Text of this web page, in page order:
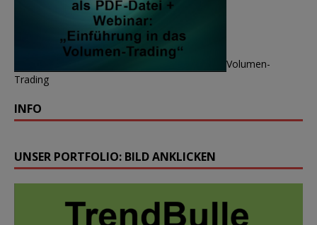
Volumen-
Trading
INFO
UNSER PORTFOLIO: BILD ANKLICKEN